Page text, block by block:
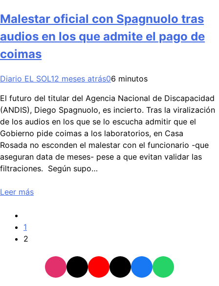
Malestar oficial con Spagnuolo tras
audios en los que admite el pago de
coimas
Diario EL SOL12 meses atrás06 minutos
El futuro del titular del Agencia Nacional de Discapacidad
(ANDIS), Diego Spagnuolo, es incierto. Tras la viralización
de los audios en los que se lo escucha admitir que el
Gobierno pide coimas a los laboratorios, en Casa
Rosada no esconden el malestar con el funcionario -que
aseguran data de meses- pese a que evitan validar las
filtraciones. Según supo…
Leer más
1
2